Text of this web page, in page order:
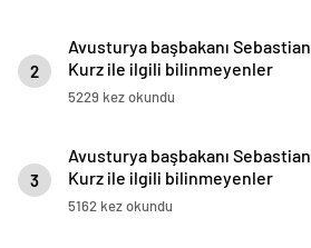
2
Avusturya başbakanı Sebastian
Kurz ile ilgili bilinmeyenler
5229 kez okundu
3
Avusturya başbakanı Sebastian
Kurz ile ilgili bilinmeyenler
5162 kez okundu